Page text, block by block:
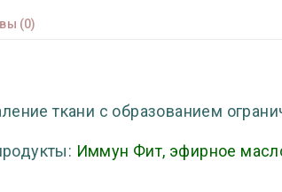
(0)
ткани с образованием
Иммун Фит, эфирное